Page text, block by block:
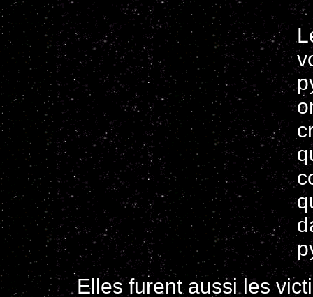
Elles furent aussi les